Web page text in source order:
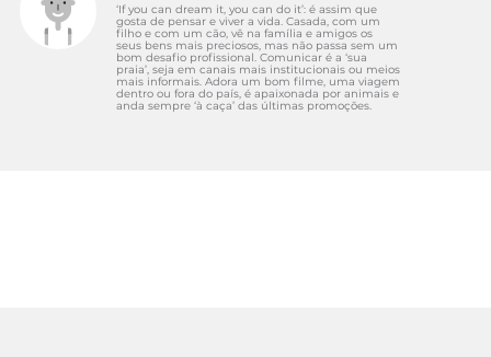
‘If you can dream it, you can do it’: é assim que
gosta de pensar e viver a vida. Casada, com um
filho e com um cão, vê na família e amigos os
seus bens mais preciosos, mas não passa sem um
bom desafio profissional. Comunicar é a ‘sua
praia’, seja em canais mais institucionais ou meios
mais informais. Adora um bom filme, uma viagem
dentro ou fora do país, é apaixonada por animais e
anda sempre ‘à caça’ das últimas promoções.